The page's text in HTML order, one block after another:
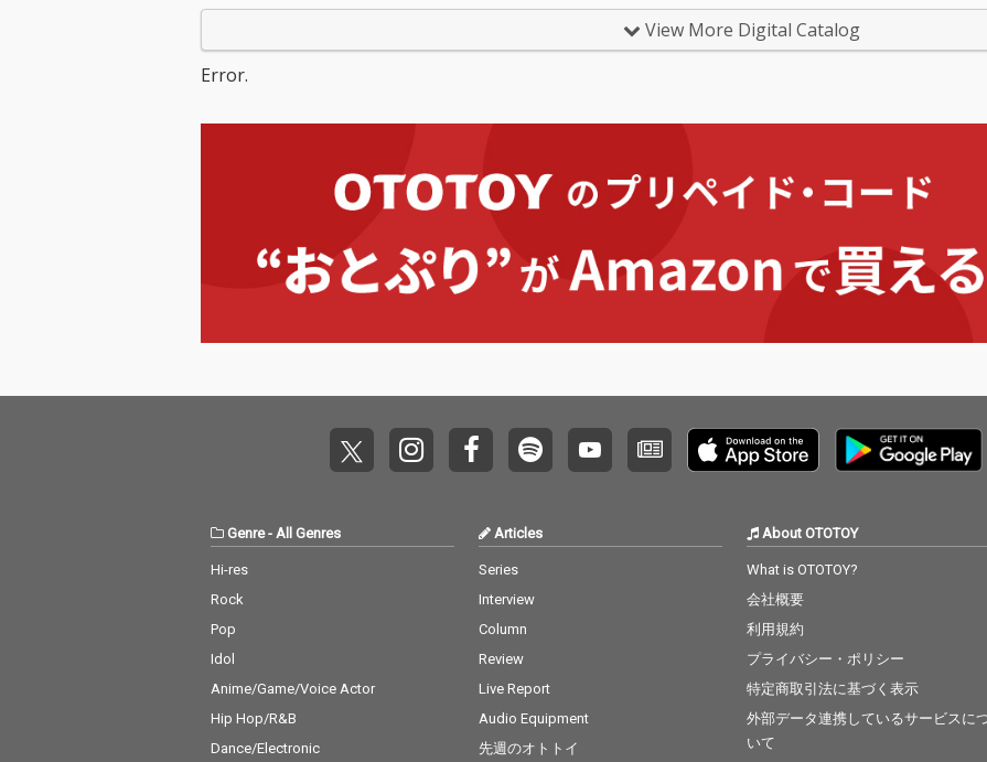
View More Digital Catalog
Error.
Genre- All Genres
Hi-res
Rock
Pop
Idol
Anime/Game/Voice Actor
Hip Hop/R&B
Dance/Electronic
Articles
Series
Interview
Column
Review
Live Report
Audio Equipment
先週のオトトイ
About OTOTOY
What is OTOTOY?
会社概要
利用規約
プライバシー・ポリシー
特定商取引法に基づく表示
外部データ連携しているサービスに
いて